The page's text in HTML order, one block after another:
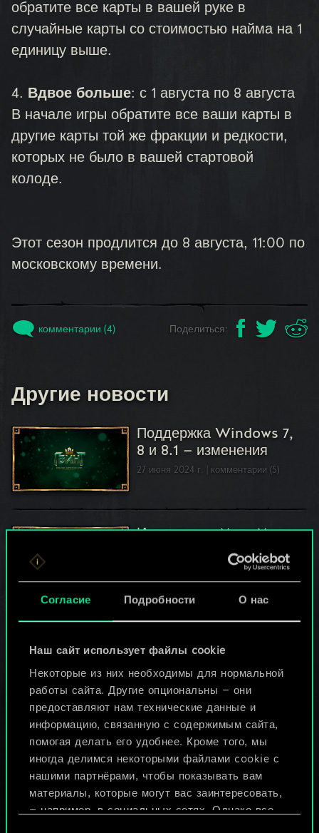
Согласие Подробности О нас
Наш сайт использует файлы cookie
Некоторые из них необходимы для нормальной
работы сайта. Другие опциональны — они
предоставляют нам технические данные и
информацию, связанную с содержимым сайта,
помогая делать его удобнее. Кроме того, мы
иногда делимся некоторыми файлами cookie с
нашими партнёрами, чтобы показывать вам
материалы, которые могут вас заинтересовать,
— например, в социальных сетях. Однако все
обратите все карты в вашей руке в
случайные карты со стоимостью найма на 1
единицу выше.
4. Вдвое больше: с 1 августа по 8 августа
В начале игры обратите все ваши карты в
другие карты той же фракции и редкости,
которых не было в вашей стартовой
колоде.
Этот сезон продлится до 8 августа, 11:00 по
московскому времени.
комментарии (4) Поделиться:
Другие новости
Поддержка Windows 7,
8 и 8.1 — изменения
27 июня 2024 г. комментарии (5)
Интервью с Mya-Mon,
победителем 5
соревновательного…
Совет баланса
29 января 2024 г. комментарии (3)
Заключительный турнир
World Masters по
ГВИНТУ пройдет в эти…